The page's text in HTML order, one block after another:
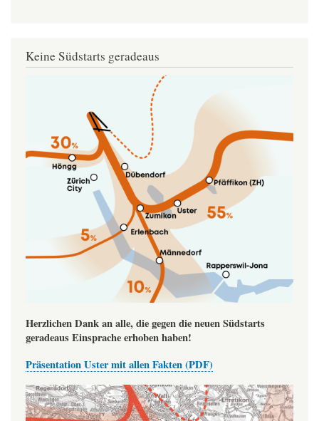
Keine Südstarts geradeaus
Herzlichen Dank an alle, die gegen die neuen Südstarts
geradeaus Einsprache erhoben haben!
Präsentation Uster mit allen Fakten (PDF)